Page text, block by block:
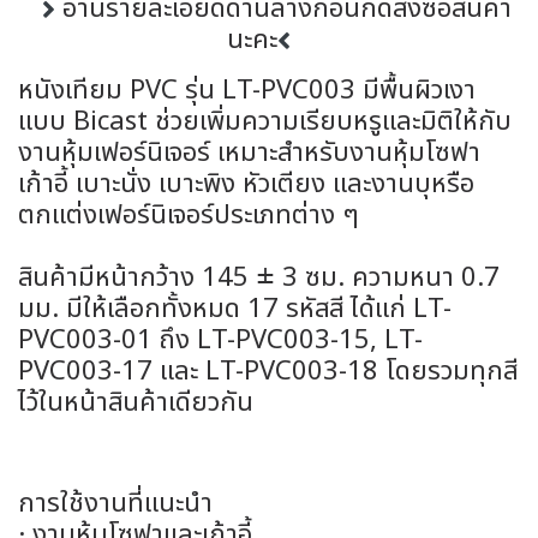
อ่านรายละเอียดด้านล่างก่อนกดสั่งซื้อสินค้า
นะคะ
หนังเทียม PVC รุ่น LT-PVC003 มีพื้นผิวเงา
แบบ Bicast ช่วยเพิ่มความเรียบหรูและมิติให้กับ
งานหุ้มเฟอร์นิเจอร์ เหมาะสำหรับงานหุ้มโซฟา
เก้าอี้ เบาะนั่ง เบาะพิง หัวเตียง และงานบุหรือ
ตกแต่งเฟอร์นิเจอร์ประเภทต่าง ๆ
สินค้ามีหน้ากว้าง 145 ± 3 ซม. ความหนา 0.7
มม. มีให้เลือกทั้งหมด 17 รหัสสี ได้แก่ LT-
PVC003-01 ถึง LT-PVC003-15, LT-
PVC003-17 และ LT-PVC003-18 โดยรวมทุกสี
ไว้ในหน้าสินค้าเดียวกัน
การใช้งานที่แนะนำ